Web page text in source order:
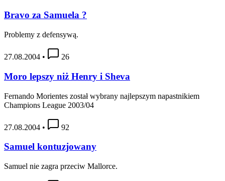
Bravo za Samuela ?
Problemy z defensywą.
27.08.2004 • 26
Moro lepszy niż Henry i Sheva
Fernando Morientes został wybrany najlepszym napastnikiem
Champions League 2003/04
27.08.2004 • 92
Samuel kontuzjowany
Samuel nie zagra przeciw Mallorce.